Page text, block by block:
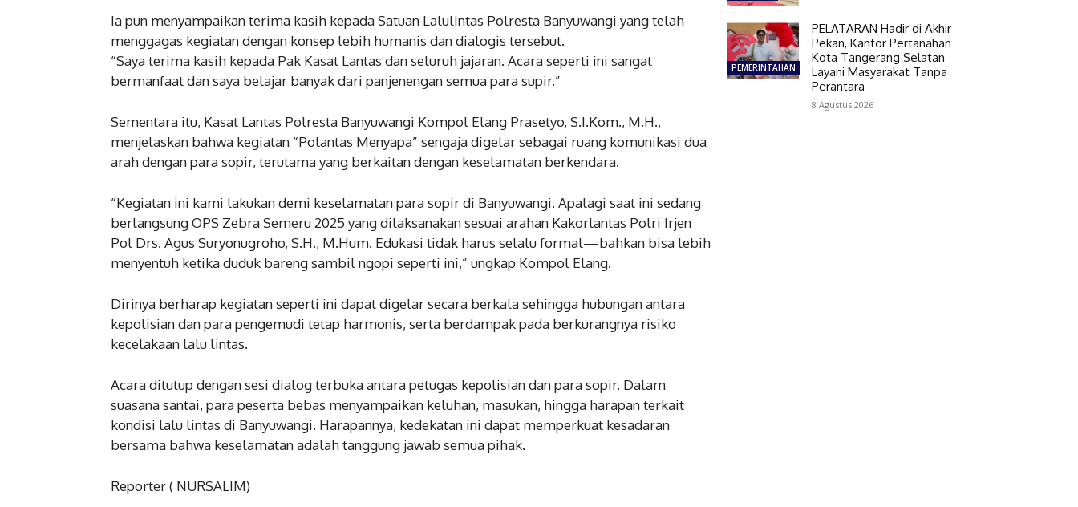
Ia pun menyampaikan terima kasih kepada Satuan Lalulintas Polresta Banyuwangi yang telah
menggagas kegiatan dengan konsep lebih humanis dan dialogis tersebut.
“Saya terima kasih kepada Pak Kasat Lantas dan seluruh jajaran. Acara seperti ini sangat
bermanfaat dan saya belajar banyak dari panjenengan semua para supir.”
Sementara itu, Kasat Lantas Polresta Banyuwangi Kompol Elang Prasetyo, S.I.Kom., M.H.,
menjelaskan bahwa kegiatan “Polantas Menyapa” sengaja digelar sebagai ruang komunikasi dua
arah dengan para sopir, terutama yang berkaitan dengan keselamatan berkendara.
“Kegiatan ini kami lakukan demi keselamatan para sopir di Banyuwangi. Apalagi saat ini sedang
berlangsung OPS Zebra Semeru 2025 yang dilaksanakan sesuai arahan Kakorlantas Polri Irjen
Pol Drs. Agus Suryonugroho, S.H., M.Hum. Edukasi tidak harus selalu formal—bahkan bisa lebih
menyentuh ketika duduk bareng sambil ngopi seperti ini,” ungkap Kompol Elang.
Dirinya berharap kegiatan seperti ini dapat digelar secara berkala sehingga hubungan antara
kepolisian dan para pengemudi tetap harmonis, serta berdampak pada berkurangnya risiko
kecelakaan lalu lintas.
Acara ditutup dengan sesi dialog terbuka antara petugas kepolisian dan para sopir. Dalam
suasana santai, para peserta bebas menyampaikan keluhan, masukan, hingga harapan terkait
kondisi lalu lintas di Banyuwangi. Harapannya, kedekatan ini dapat memperkuat kesadaran
bersama bahwa keselamatan adalah tanggung jawab semua pihak.
Reporter ( NURSALIM)
PEMERINTAHAN
PELATARAN Hadir di Akhir
Pekan, Kantor Pertanahan
Kota Tangerang Selatan
Layani Masyarakat Tanpa
Perantara
8 Agustus 2026